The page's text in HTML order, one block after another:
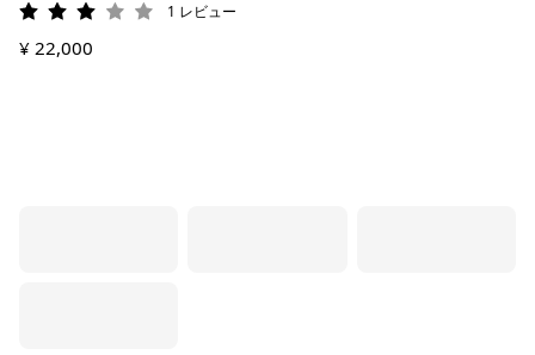
評価: 3 / 5 1 レビュー
¥ 22,000